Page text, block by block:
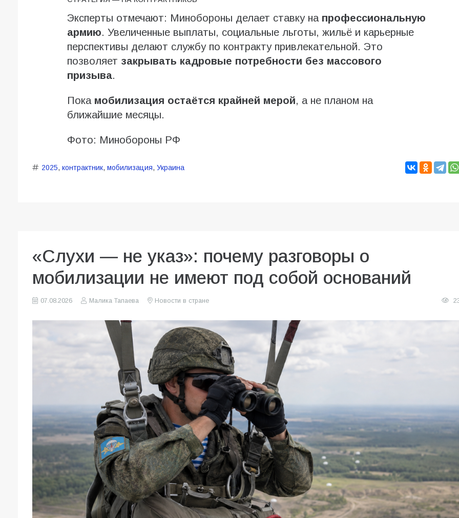
Эксперты отмечают: Минобороны делает ставку на профессиональную
армию. Увеличенные выплаты, социальные льготы, жильё и карьерные
перспективы делают службу по контракту привлекательной. Это
позволяет закрывать кадровые потребности без массового
призыва.
Пока мобилизация остаётся крайней мерой, а не планом на
ближайшие месяцы.
Фото: Минобороны РФ
2025, контрактник, мобилизация, Украина
«Слухи — не указ»: почему разговоры о
мобилизации не имеют под собой оснований
07.08.2026 Малика Тапаева Новости в стране